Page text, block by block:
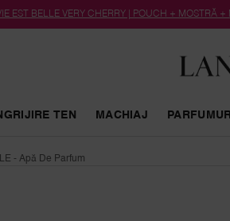
EST BELLE VERY CHERRY | POUCH +
TEN MACHIAJ PARFUMURI
- Apă De Parfum